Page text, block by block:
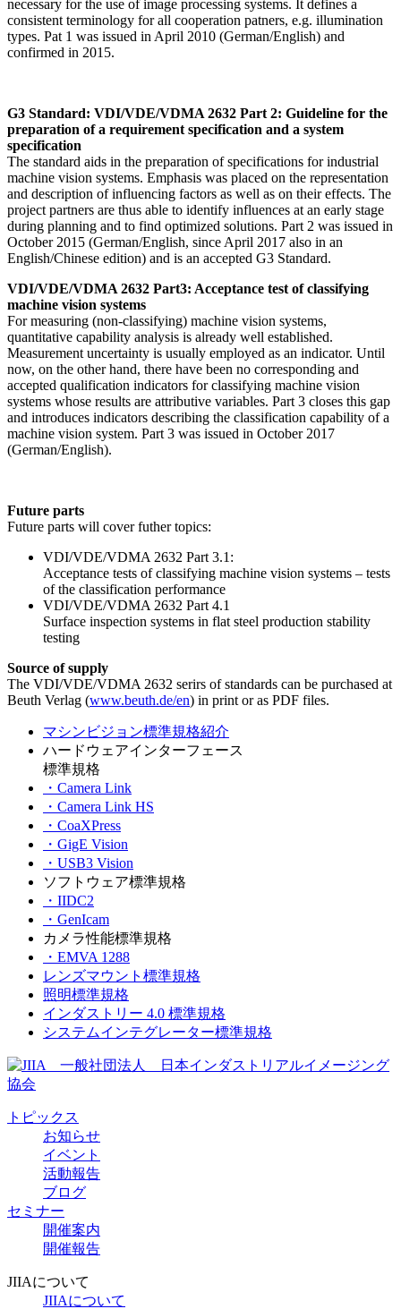
necessary for the use of image processing systems. It defines a
consistent terminology for all cooperation patners, e.g. illumination
types. Pat 1 was issued in April 2010 (German/English) and
confirmed in 2015.
G3 Standard: VDI/VDE/VDMA 2632 Part 2: Guideline for the
preparation of a requirement specification and a system
specification
The standard aids in the preparation of specifications for industrial
machine vision systems. Emphasis was placed on the representation
and description of influencing factors as well as on their effects. The
project partners are thus able to identify influences at an early stage
during planning and to find optimized solutions. Part 2 was issued in
October 2015 (German/English, since April 2017 also in an
English/Chinese edition) and is an accepted G3 Standard.
VDI/VDE/VDMA 2632 Part3: Acceptance test of classifying
machine vision systems
For measuring (non-classifying) machine vision systems,
quantitative capability analysis is already well established.
Measurement uncertainty is usually employed as an indicator. Until
now, on the other hand, there have been no corresponding and
accepted qualification indicators for classifying machine vision
systems whose results are attributive variables. Part 3 closes this gap
and introduces indicators describing the classification capability of a
machine vision system. Part 3 was issued in October 2017
(German/English).
Future parts
Future parts will cover futher topics:
VDI/VDE/VDMA 2632 Part 3.1:
Acceptance tests of classifying machine vision systems – tests
of the classification performance
VDI/VDE/VDMA 2632 Part 4.1
Surface inspection systems in flat steel production stability
testing
Source of supply
The VDI/VDE/VDMA 2632 serirs of standards can be purchased at
Beuth Verlag (www.beuth.de/en) in print or as PDF files.
マシンビジョン標準規格紹介
ハードウェアインターフェース
標準規格
・Camera Link
・Camera Link HS
・CoaXPress
・GigE Vision
・USB3 Vision
ソフトウェア標準規格
・IIDC2
・GenIcam
カメラ性能標準規格
・EMVA 1288
レンズマウント標準規格
照明標準規格
インダストリー 4.0 標準規格
システムインテグレーター標準規格
トピックス
お知らせ
イベント
活動報告
ブログ
セミナー
開催案内
開催報告
JIIAについて
JIIAについて